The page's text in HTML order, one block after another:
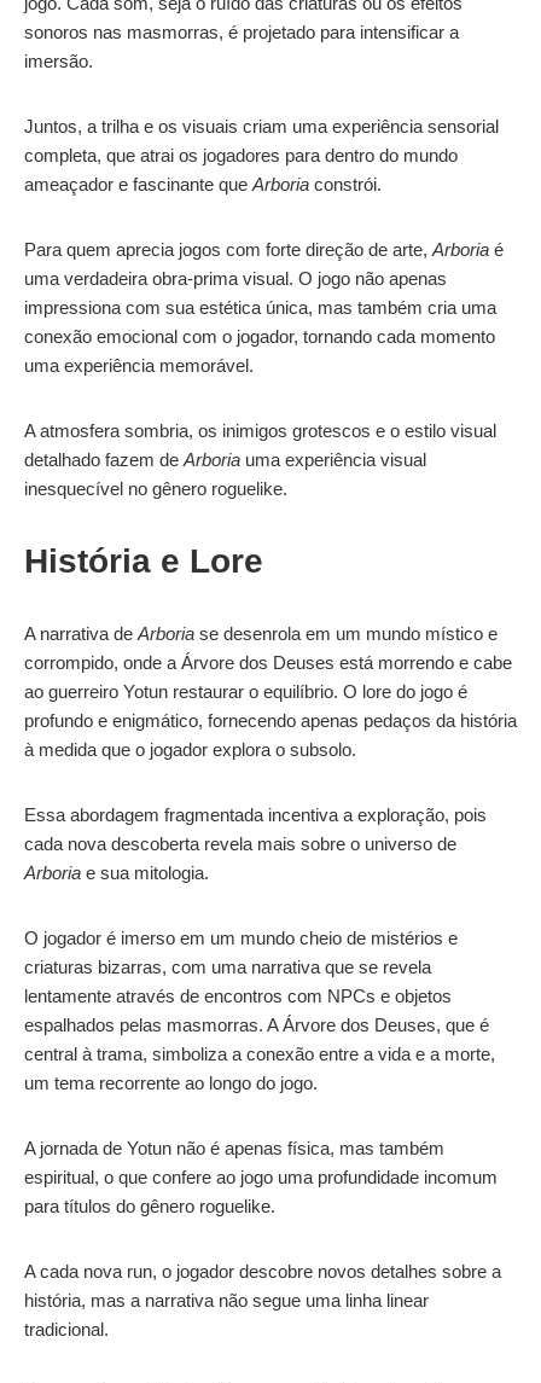
sonoros nas masmorras, é projetado para intensificar a
imersão.
Juntos, a trilha e os visuais criam uma experiência sensorial
completa, que atrai os jogadores para dentro do mundo
ameaçador e fascinante que Arboria constrói.
Para quem aprecia jogos com forte direção de arte, Arboria é
uma verdadeira obra-prima visual. O jogo não apenas
impressiona com sua estética única, mas também cria uma
conexão emocional com o jogador, tornando cada momento
uma experiência memorável.
A atmosfera sombria, os inimigos grotescos e o estilo visual
detalhado fazem de Arboria uma experiência visual
inesquecível no gênero roguelike.
História e Lore
A narrativa de Arboria se desenrola em um mundo místico e
corrompido, onde a Árvore dos Deuses está morrendo e cabe
ao guerreiro Yotun restaurar o equilíbrio. O lore do jogo é
profundo e enigmático, fornecendo apenas pedaços da história
à medida que o jogador explora o subsolo.
Essa abordagem fragmentada incentiva a exploração, pois
cada nova descoberta revela mais sobre o universo de
Arboria e sua mitologia.
O jogador é imerso em um mundo cheio de mistérios e
criaturas bizarras, com uma narrativa que se revela
lentamente através de encontros com NPCs e objetos
espalhados pelas masmorras. A Árvore dos Deuses, que é
central à trama, simboliza a conexão entre a vida e a morte,
um tema recorrente ao longo do jogo.
A jornada de Yotun não é apenas física, mas também
espiritual, o que confere ao jogo uma profundidade incomum
para títulos do gênero roguelike.
A cada nova run, o jogador descobre novos detalhes sobre a
história, mas a narrativa não segue uma linha linear
tradicional.